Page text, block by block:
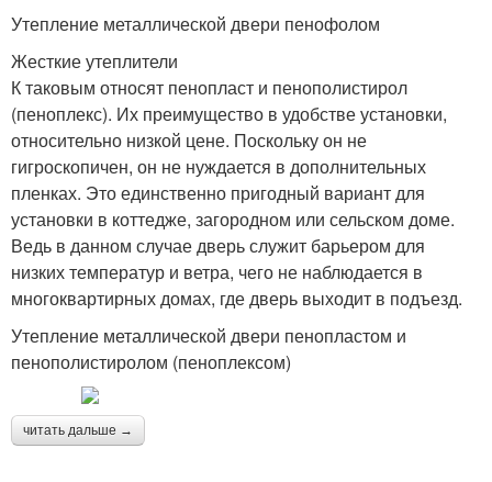
Утепление металлической двери пенофолом
Жесткие утеплители
К таковым относят пенопласт и пенополистирол
(пеноплекс). Их преимущество в удобстве установки,
относительно низкой цене. Поскольку он не
гигроскопичен, он не нуждается в дополнительных
пленках. Это единственно пригодный вариант для
установки в коттедже, загородном или сельском доме.
Ведь в данном случае дверь служит барьером для
низких температур и ветра, чего не наблюдается в
многоквартирных домах, где дверь выходит в подъезд.
Утепление металлической двери пенопластом и
пенополистиролом (пеноплексом)
читать дальше →